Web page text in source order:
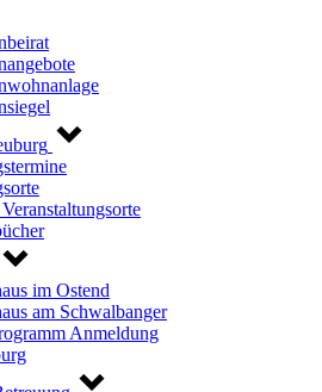
im Ostend
am Schwalbanger
Anmeldung